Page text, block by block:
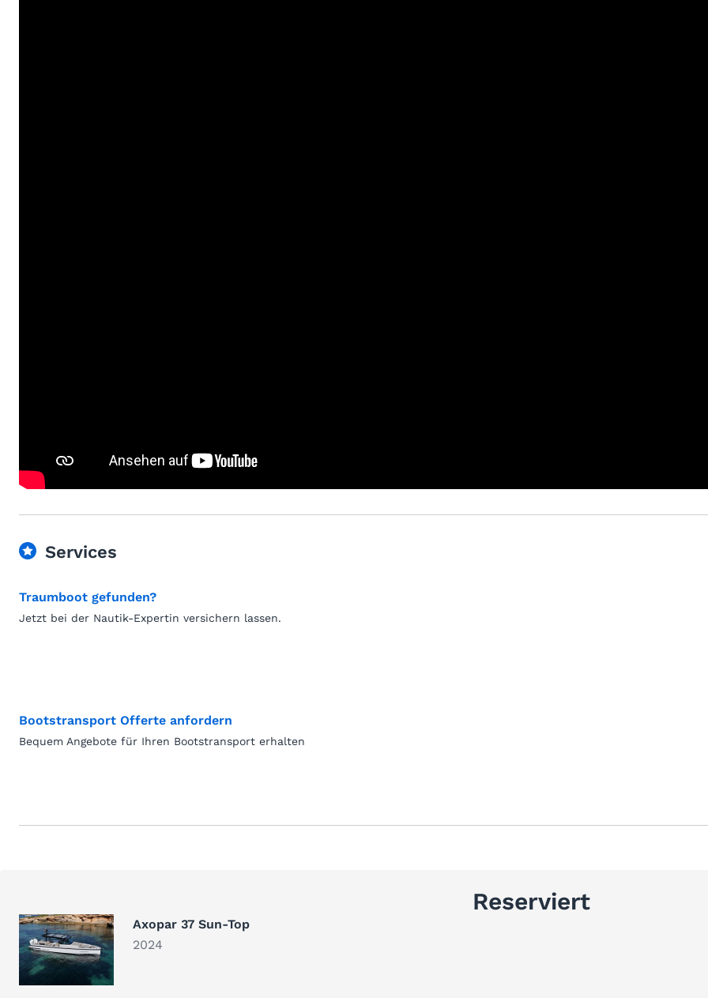
Services
Traumboot gefunden?
Jetzt bei der Nautik-Expertin versichern lassen.
Bootstransport Offerte anfordern
Bequem Angebote für Ihren Bootstransport erhalten
Reserviert
Axopar 37 Sun-Top
2024